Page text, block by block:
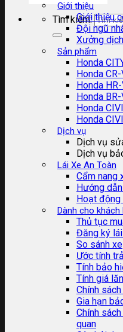
Tìm kiếm:
Giới thiệu
Giới thiệu
Đội ngũ
Xưởng
Sản phẩm
Honda
Honda
Honda
Honda
Honda
Honda
Dịch vụ
Dịch vụ
Dịch vụ
Lái Xe An Toàn
Cẩm nang
Hướng
Hoạt động
Dành cho khách
Thủ tục
Đăng ký
So sánh xe
Ước tính
Tính bảo
Tính giá
Chính
Gia hạn
Chính
quan